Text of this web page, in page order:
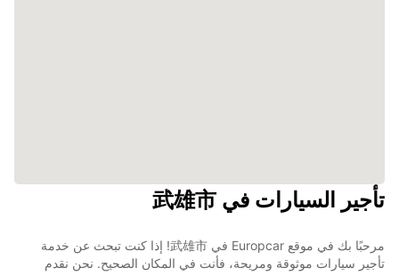
تأجير السيارات في 武雄市
مرحبًا بك في موقع Europcar في 武雄市! إذا كنت تبحث عن خدمة
تأجير سيارات موثوقة ومريحة، فأنت في المكان الصحيح. نحن نقدم